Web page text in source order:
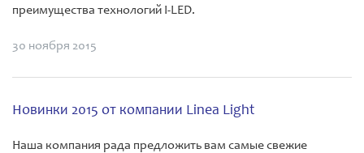
преимущества технологий I-LED.
30 ноября 2015
Новинки 2015 от компании Linea Light
Наша компания рада предложить вам самые свежие